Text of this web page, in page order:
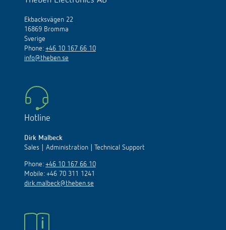
Ekbacksvägen 22
16869 Bromma
Sverige
Phone: +46 10 167 66 10
info@theben.se
Hotline
Dirk Malbeck
Sales | Administration | Technical Support
Phone: +46 10 167 66 10
Mobile: +46 70 311 1241
dirk.malbeck@theben.se